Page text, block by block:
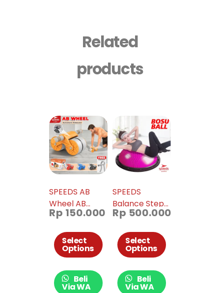
Related
products
SPEEDS AB
Wheel AB
Roller Alat
Double Wheel
Roda Fitness
Rp 150.000
Select
Options
Beli
Via WA
SPEEDS
Balance Step
Speeds
Bosu Ball
Pembakar
Olahraga 019-
05
Rp 500.000
Select
Options
Beli
Via WA